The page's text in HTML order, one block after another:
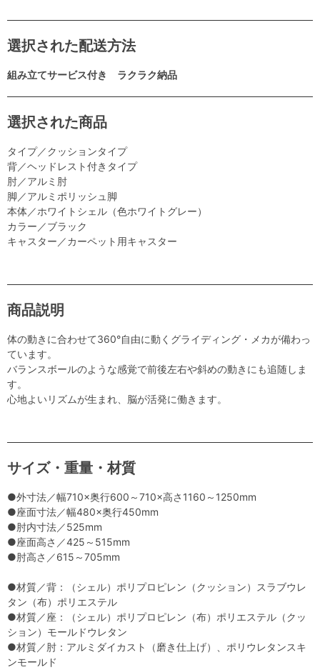
選択された配送方法
組み立てサービス付き ラクラク納品
選択された商品
タイプ／クッションタイプ
背／ヘッドレスト付きタイプ
肘／アルミ肘
脚／アルミポリッシュ脚
本体／ホワイトシェル（色ホワイトグレー）
カラー／ブラック
キャスター／カーペット用キャスター
商品説明
体の動きに合わせて360°自由に動くグライディング・メカが備わっ
ています。
バランスボールのような感覚で前後左右や斜めの動きにも追随しま
す。
心地よいリズムが生まれ、脳が活発に働きます。
サイズ・重量・材質
●外寸法／幅710×奥行600～710×高さ1160～1250mm
●座面寸法／幅480×奥行450mm
●肘内寸法／525mm
●座面高さ／425～515mm
●肘高さ／615～705mm
●材質／背：（シェル）ポリプロピレン（クッション）スラブウレ
タン（布）ポリエステル
●材質／座：（シェル）ポリプロピレン（布）ポリエステル（クッ
ション）モールドウレタン
●材質／肘：アルミダイカスト（磨き仕上げ）、ポリウレタンスキ
ンモールド